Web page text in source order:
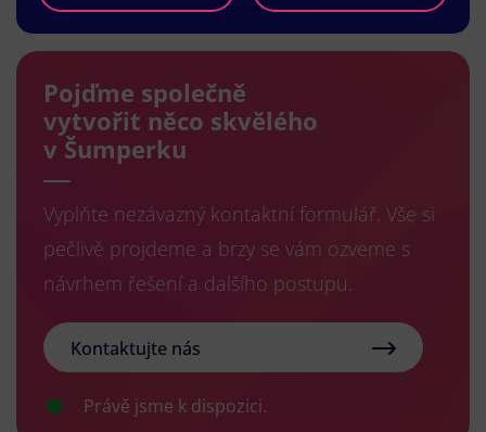
Pojďme společně
vytvořit něco skvělého
v Šumperku
Vyplňte nezávazný kontaktní formulář. Vše si
pečlivě projdeme a brzy se vám ozveme s
návrhem řešení a dalšího postupu.
Kontaktujte nás
Právě jsme k dispozici.